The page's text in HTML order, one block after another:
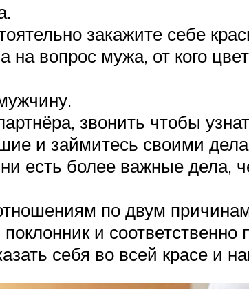
закажите себе
на вопрос мужа, от кого
звонить чтобы
и займитесь своими
есть более важные дела,
по двум
и
себя во всей красе и